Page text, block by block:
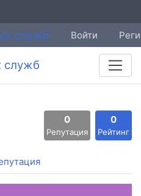
Войти
служб
0
Репутация
0
Рейтинг